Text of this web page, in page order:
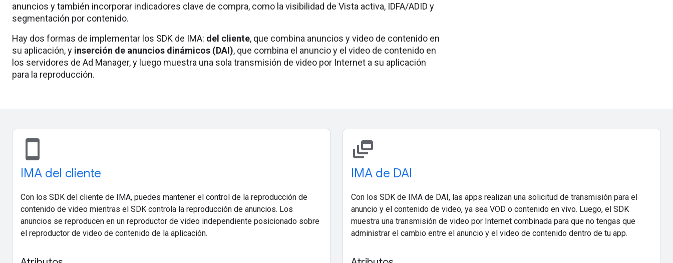
anuncios y también incorporar indicadores clave de compra, como la visibilidad de Vista activa, IDFA/ADID y
segmentación por contenido.
Hay dos formas de implementar los SDK de IMA: del cliente, que combina anuncios y video de contenido en
su aplicación, y inserción de anuncios dinámicos (DAI), que combina el anuncio y el video de contenido en
los servidores de Ad Manager, y luego muestra una sola transmisión de video por Internet a su aplicación
para la reproducción.
stay_current_portrait
IMA del cliente
Con los SDK del cliente de IMA, puedes mantener el control de la reproducción de
contenido de video mientras el SDK controla la reproducción de anuncios. Los
anuncios se reproducen en un reproductor de video independiente posicionado sobre
el reproductor de video de contenido de la aplicación.
dynamic_feed
IMA de DAI
Con los SDK de IMA de DAI, las apps realizan una solicitud de transmisión para el
anuncio y el contenido de video, ya sea VOD o contenido en vivo. Luego, el SDK
muestra una transmisión de video por Internet combinada para que no tengas que
administrar el cambio entre el anuncio y el video de contenido dentro de tu app.